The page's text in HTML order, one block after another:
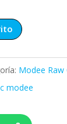
Modee Raw
modee